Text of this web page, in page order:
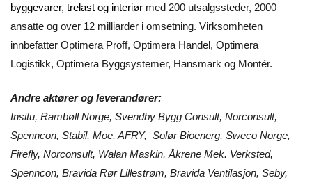
byggevarer, trelast og interiør med 200 utsalgssteder, 2000
ansatte og over 12 milliarder i omsetning. Virksomheten
innbefatter Optimera Proff, Optimera Handel, Optimera
Logistikk, Optimera Byggsystemer, Hansmark og Montér.
Andre aktører og leverandører:
Insitu, Rambøll Norge, Svendby Bygg Consult, Norconsult,
Spenncon, Stabil, Moe, AFRY, Solør Bioenerg, Sweco Norge,
Firefly, Norconsult, Walan Maskin, Åkrene Mek. Verksted,
Spenncon, Bravida Rør Lillestrøm, Bravida Ventilasjon, Seby,